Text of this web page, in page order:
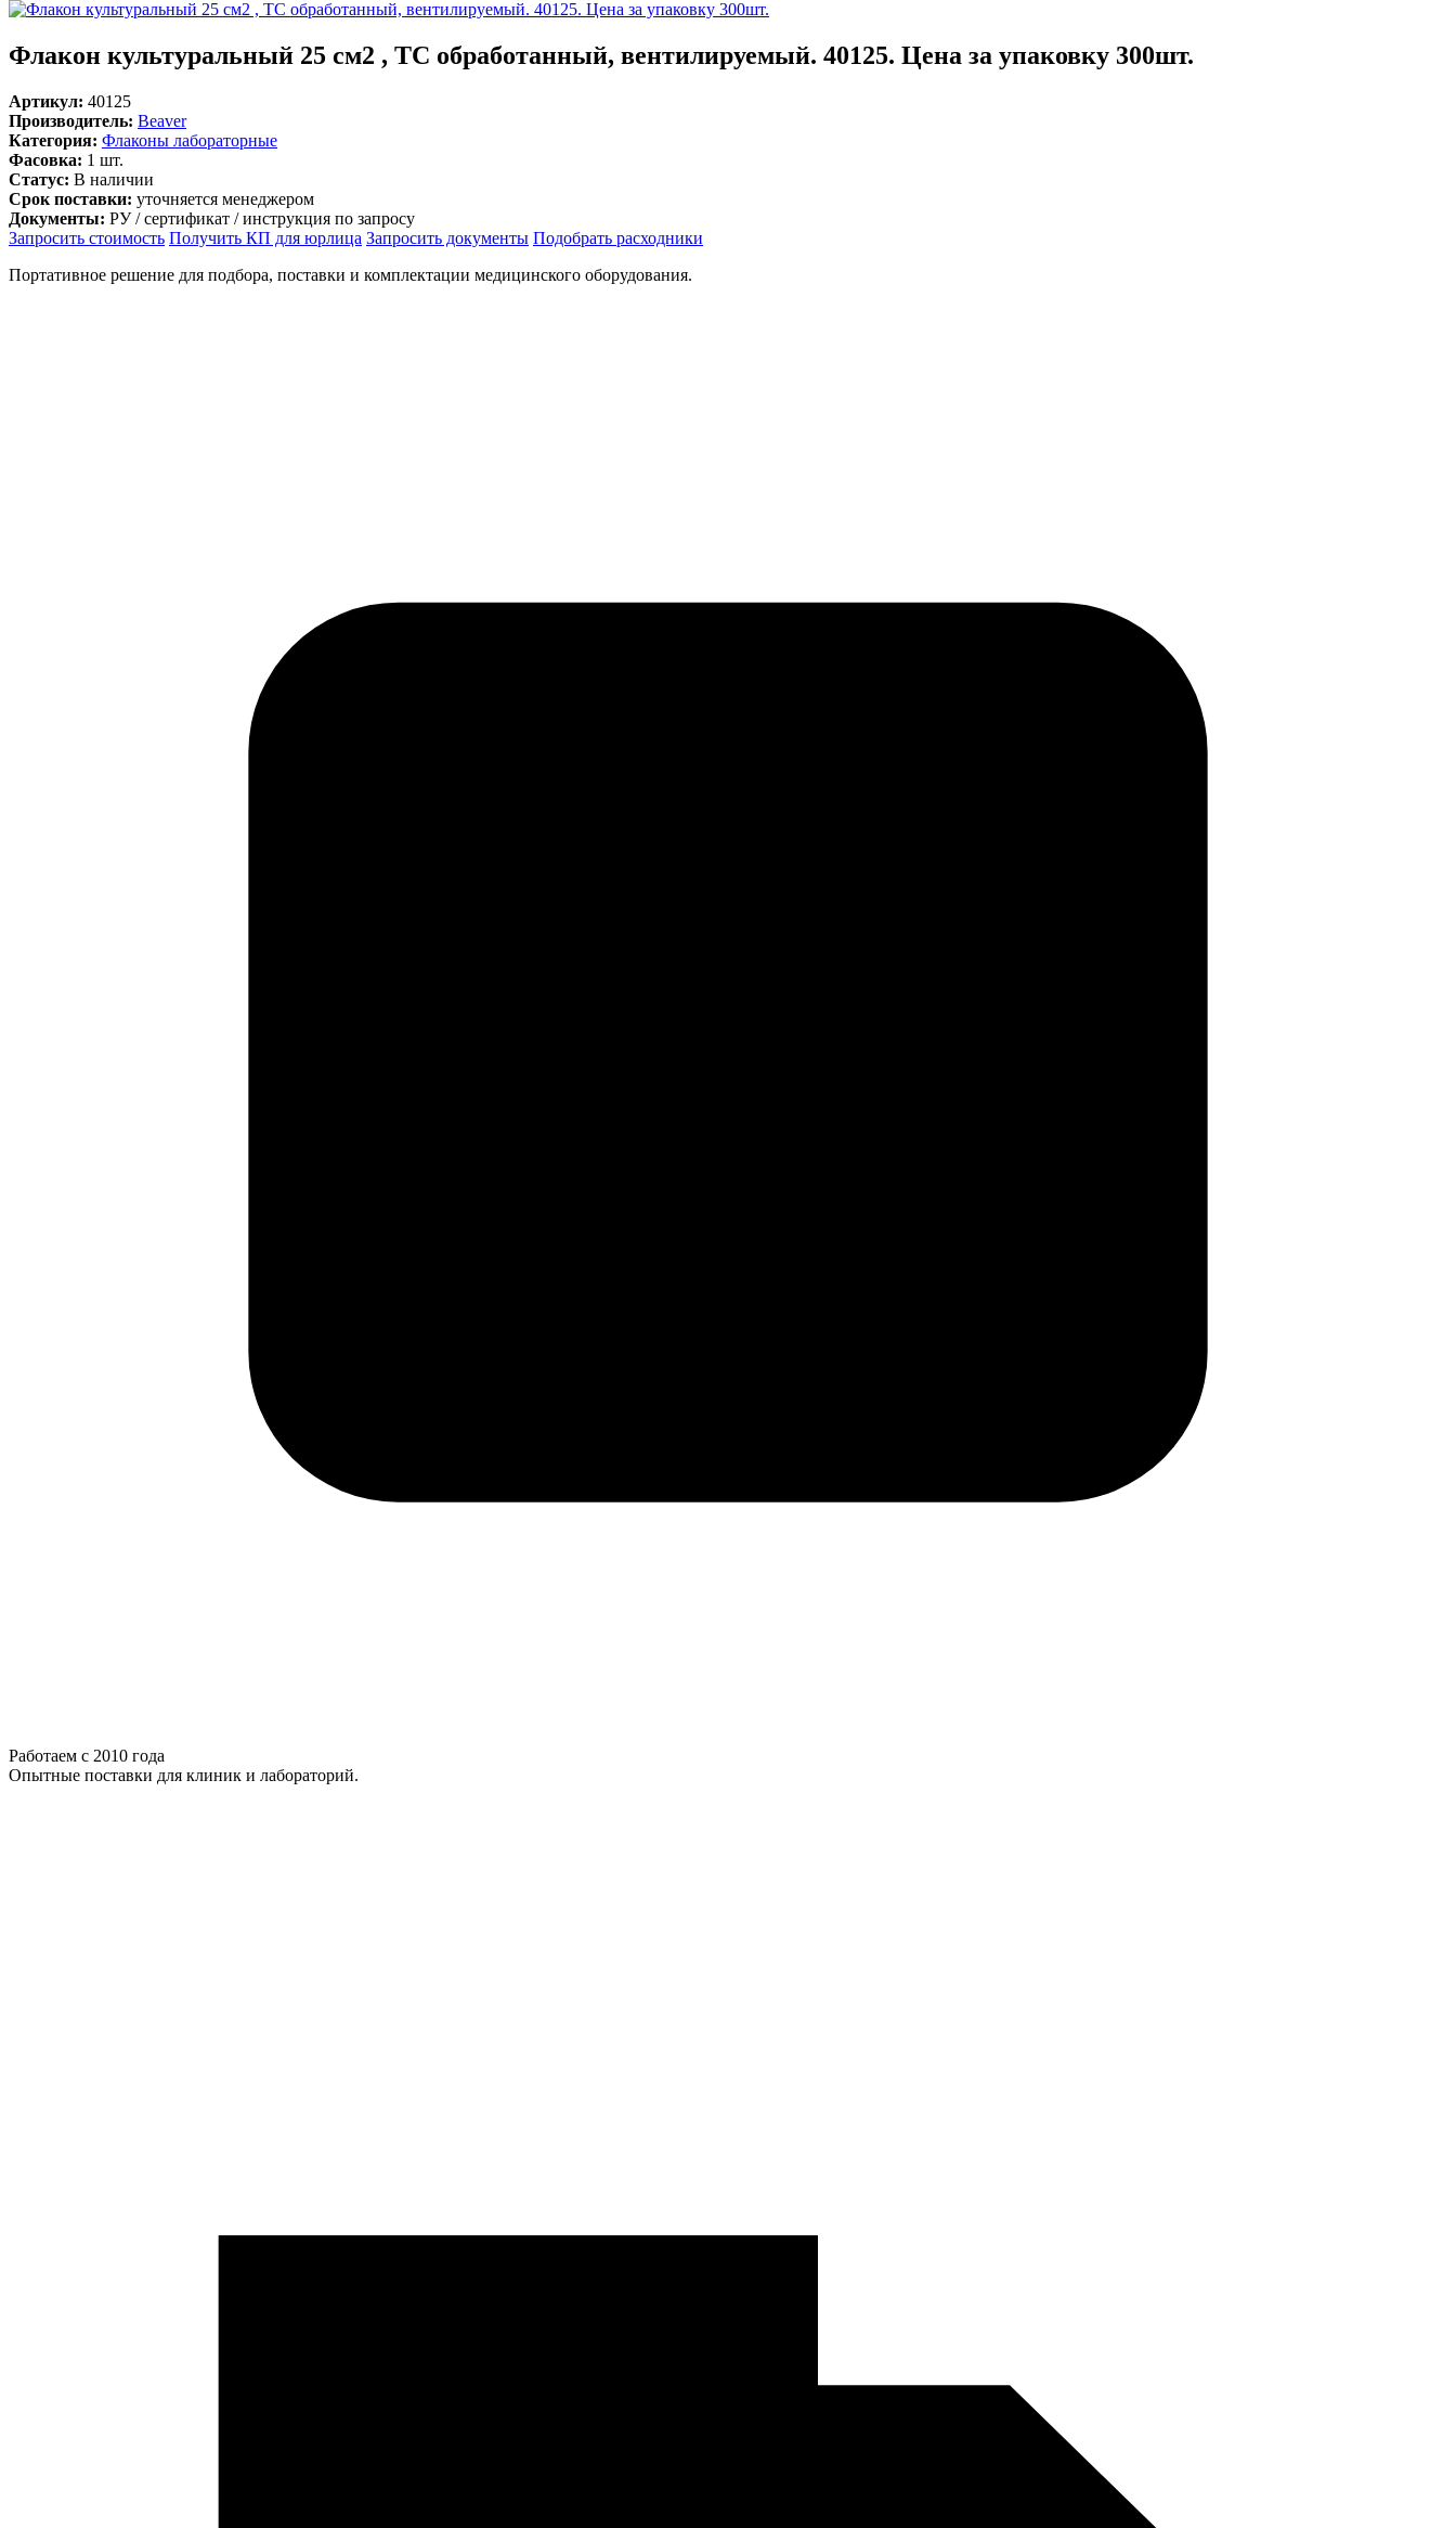
Флакон культуральный 25 см2 , TC обработанный, вентилируемый. 40125. Цена за упаковку 300шт.
Артикул: 40125
Производитель: Beaver
Категория: Флаконы лабораторные
Фасовка: 1 шт.
Статус: В наличии
Срок поставки: уточняется менеджером
Документы: РУ / сертификат / инструкция по запросу
Запросить стоимость Получить КП для юрлица Запросить документы Подобрать расходники
Портативное решение для подбора, поставки и комплектации медицинского оборудования.
Работаем с 2010 года
Опытные поставки для клиник и лабораторий.